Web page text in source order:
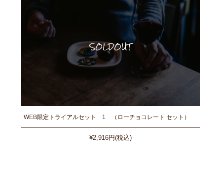
WEB限定トライアルセット 1 （ローチョコレート セット）
¥2,916円(税込)